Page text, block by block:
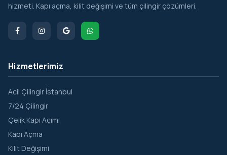
hizmeti. Kapı açma, kilit değişimi ve tüm çilingir çözümleri.
Hizmetlerimiz
Acil Çilingir İstanbul
7/24 Çilingir
Çelik Kapı Açımı
Kapı Açma
Kilit Değişimi